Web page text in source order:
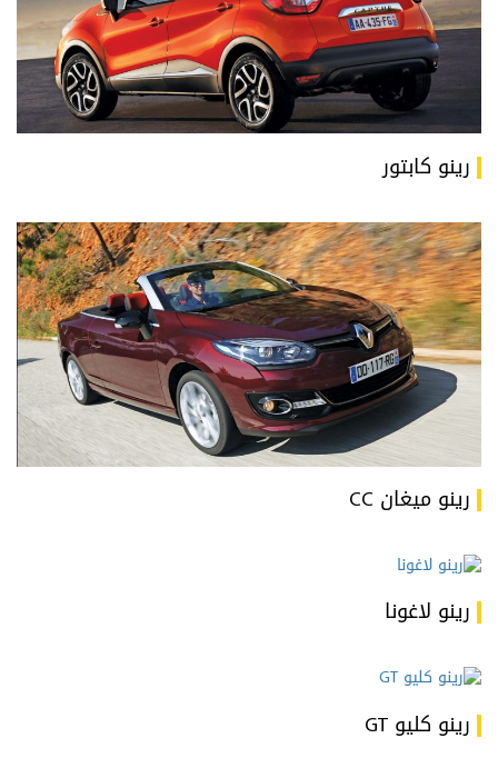
رينو كابتور
رينو ميغان CC
رينو لاغونا
رينو كليو GT